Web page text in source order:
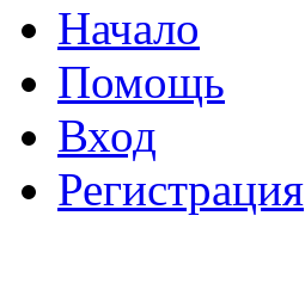
Начало
Помощь
Вход
Регистрация